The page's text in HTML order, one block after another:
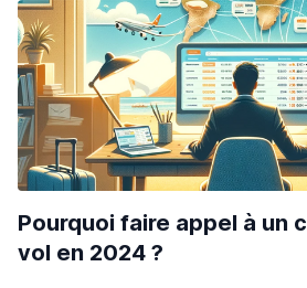
Pourquoi faire appel à un
vol en 2024 ?